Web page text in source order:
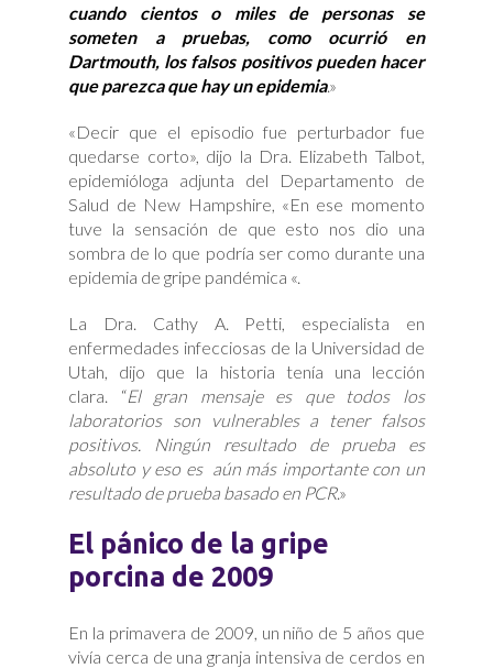
cuando cientos o miles de personas se
someten a pruebas, como ocurrió en
Dartmouth, los falsos positivos pueden hacer
que parezca que hay un epidemia.»
«Decir que el episodio fue perturbador fue
quedarse corto», dijo la Dra. Elizabeth Talbot,
epidemióloga adjunta del Departamento de
Salud de New Hampshire, «En ese momento
tuve la sensación de que esto nos dio una
sombra de lo que podría ser como durante una
epidemia de gripe pandémica «.
La Dra. Cathy A. Petti, especialista en
enfermedades infecciosas de la Universidad de
Utah, dijo que la historia tenía una lección
clara. “El gran mensaje es que todos los
laboratorios son vulnerables a tener falsos
positivos. Ningún resultado de prueba es
absoluto y eso es aún más importante con un
resultado de prueba basado en PCR.»
El pánico de la gripe
porcina de 2009
En la primavera de 2009, un niño de 5 años que
vivía cerca de una granja intensiva de cerdos en